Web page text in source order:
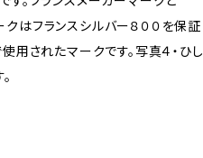
クはフランスシルバー８００を保証
使用されたマークです。写真４・ひし